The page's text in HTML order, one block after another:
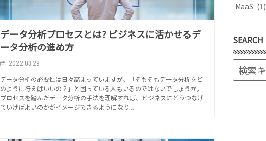
データ分析プロセスとは? ビジネスに活かせるデ
ータ分析の進め方
2022.03.29
データ分析の必要性は日々高まっていますが、「そもそもデータ分析をど
のように行えばいいの？」と困っている人もいるのではないでしょうか。
プロセスを踏んだデータ分析の手法を理解すれば、ビジネスにどうつなげ
ていけばよいのかがイメージできるようになり...
MaaS (1)
SEARCH